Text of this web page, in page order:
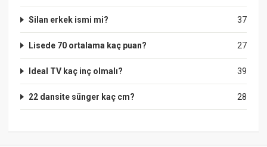
37
Silan erkek ismi mi?
27
Lisede 70 ortalama kaç puan?
39
Ideal TV kaç inç olmalı?
28
22 dansite sünger kaç cm?